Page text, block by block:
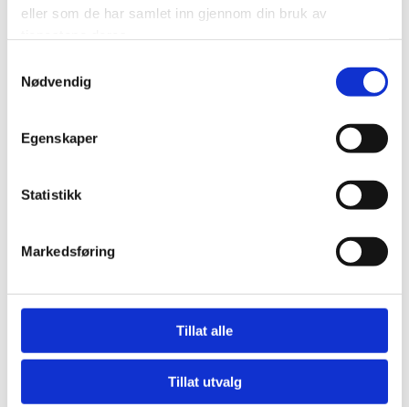
eller som de har samlet inn gjennom din bruk av
Nødvendig
Egenskaper
Statistikk
Markedsføring
Tillat alle
Tillat utvalg